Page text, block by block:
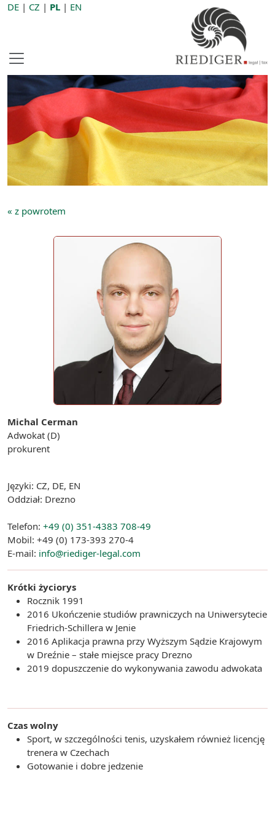
DE | CZ | PL | EN
« z powrotem
Michal Cerman
Adwokat (D)
prokurent
Języki: CZ, DE, EN
Oddział: Drezno
Telefon: +49 (0) 351-4383 708-49
Mobil: +49 (0) 173-393 270-4
E-mail: info@riediger-legal.com
Krótki życiorys
Rocznik 1991
2016 Ukończenie studiów prawniczych na Uniwersytecie
Friedrich-Schillera w Jenie
2016 Aplikacja prawna przy Wyższym Sądzie Krajowym
w Dreźnie – stałe miejsce pracy Drezno
2019 dopuszczenie do wykonywania zawodu adwokata
Czas wolny
Sport, w szczególności tenis, uzyskałem również licencję
trenera w Czechach
Gotowanie i dobre jedzenie